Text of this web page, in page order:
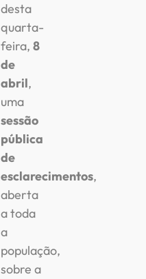
desta
quarta-
feira,8
de
abril,
uma
sessão
pública
de
esclarecimentos,
aberta
a toda
a
população,
sobre a